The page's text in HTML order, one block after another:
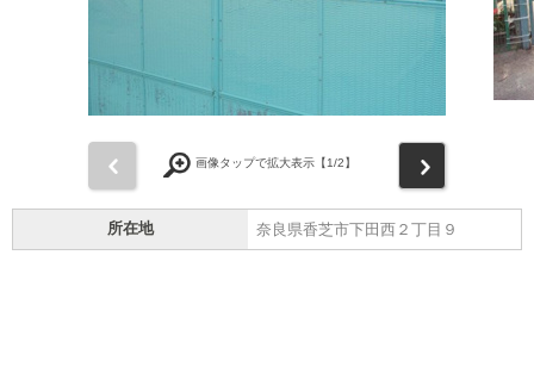
画像タップで拡大表示【1/2】
所在地 奈良県香芝市下田西２丁目９